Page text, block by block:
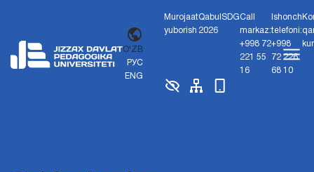
O'ZB
РУС
ENG
Murojaat
yuborish
Qabul
2026
SDGCall
markaz:
+998 72
221 55
16
Ishonch
telefoni:
+998
72 226
68 10